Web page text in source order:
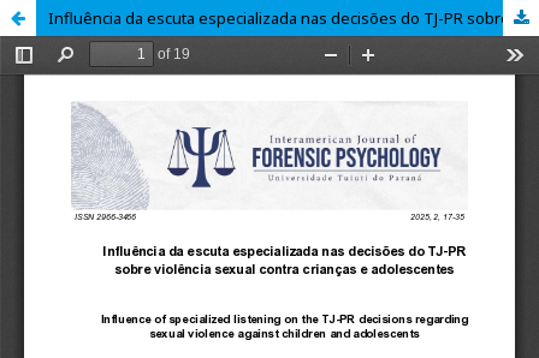
Influência da escuta especializada nas decisões do TJ-PR sobre violência sexual contra crianças e adolescente